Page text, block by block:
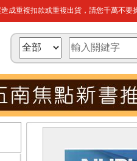
成重複扣款或重複出貨，請您千萬不要